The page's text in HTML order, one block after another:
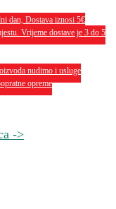
dan, Dostava iznosi 5€
Vrijeme dostave je 3 do 5
nudimo i usluge
opreme
->